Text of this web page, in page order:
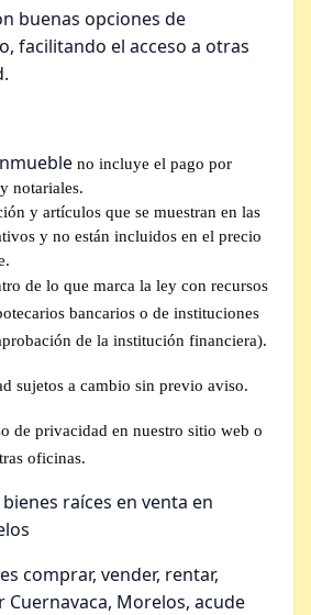
buenas opciones de
facilitando el acceso a otras
no incluye el pago por
notariales.
y artículos que se muestran en las
y no están incluidos en el precio
de lo que marca la ley con recursos
bancarios o de instituciones
de la institución financiera).
sujetos a cambio sin previo aviso.
de privacidad en nuestro sitio web o
oficinas.
raíces en venta en
comprar, vender, rentar,
Morelos, acude